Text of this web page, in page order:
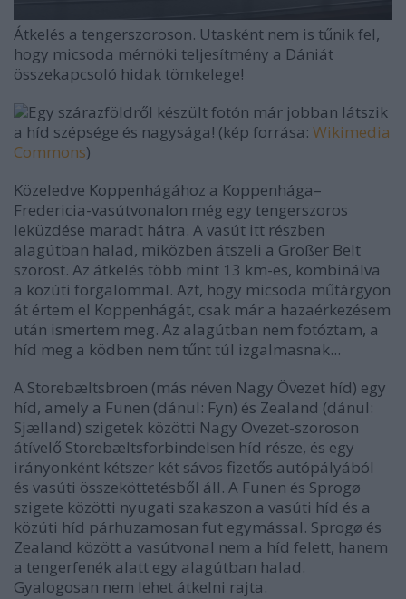
Átkelés a tengerszoroson. Utasként nem is tűnik fel,
hogy micsoda mérnöki teljesítmény a Dániát
összekapcsoló hidak tömkelege!
Egy szárazföldről készült fotón már jobban látszik
a híd szépsége és nagysága! (kép forrása: Wikimedia
Commons)
Közeledve Koppenhágához a Koppenhága–
Fredericia-vasútvonalon még egy tengerszoros
leküzdése maradt hátra. A vasút itt részben
alagútban halad, miközben átszeli a Großer Belt
szorost. Az átkelés több mint 13 km-es, kombinálva
a közúti forgalommal. Azt, hogy micsoda műtárgyon
át értem el Koppenhágát, csak már a hazaérkezésem
után ismertem meg. Az alagútban nem fotóztam, a
híd meg a ködben nem tűnt túl izgalmasnak...
A Storebæltsbroen (más néven Nagy Övezet híd) egy
híd, amely a Funen (dánul: Fyn) és Zealand (dánul:
Sjælland) szigetek közötti Nagy Övezet-szoroson
átívelő Storebæltsforbindelsen híd része, és egy
irányonként kétszer két sávos fizetős autópályából
és vasúti összeköttetésből áll. A Funen és Sprogø
szigete közötti nyugati szakaszon a vasúti híd és a
közúti híd párhuzamosan fut egymással. Sprogø és
Zealand között a vasútvonal nem a híd felett, hanem
a tengerfenék alatt egy alagútban halad.
Gyalogosan nem lehet átkelni rajta.